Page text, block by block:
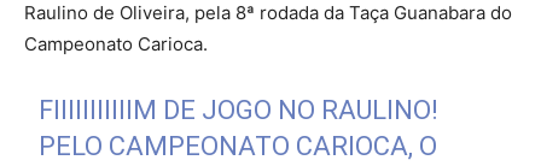
Raulino de Oliveira, pela 8ª rodada da Taça Guanabara do
Campeonato Carioca.
FIIIIIIIIIIIM DE JOGO NO RAULINO!
PELO CAMPEONATO CARIOCA, O